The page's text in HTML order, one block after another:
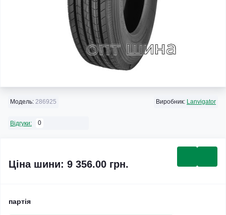
Модель: 286925 Виробник: Lanvigator
Відгуки: 0
Ціна шини: 9 356.00 грн.
партія